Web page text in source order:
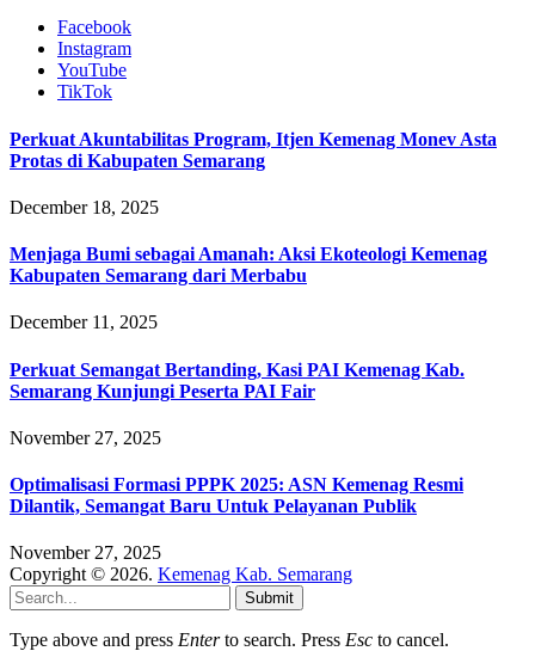
Facebook
Instagram
YouTube
TikTok
Perkuat Akuntabilitas Program, Itjen Kemenag Monev Asta
Protas di Kabupaten Semarang
December 18, 2025
Menjaga Bumi sebagai Amanah: Aksi Ekoteologi Kemenag
Kabupaten Semarang dari Merbabu
December 11, 2025
Perkuat Semangat Bertanding, Kasi PAI Kemenag Kab.
Semarang Kunjungi Peserta PAI Fair
November 27, 2025
Optimalisasi Formasi PPPK 2025: ASN Kemenag Resmi
Dilantik, Semangat Baru Untuk Pelayanan Publik
November 27, 2025
Copyright © 2026. Kemenag Kab. Semarang
Submit
Type above and press Enterto search. Press Esc to cancel.